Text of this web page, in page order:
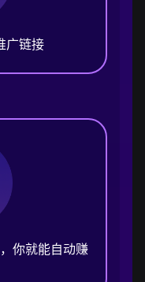
广链接
你就能自动赚